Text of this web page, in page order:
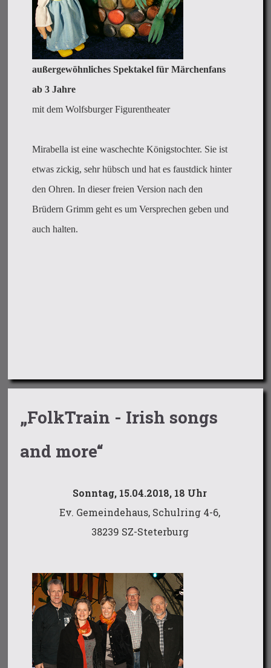
außergewöhnliches Spektakel für Märchenfans
ab 3 Jahre
mit dem Wolfsburger Figurentheater
Mirabella ist eine waschechte Königstochter. Sie ist
etwas zickig, sehr hübsch und hat es faustdick hinter
den Ohren. In dieser freien Version nach den
Brüdern Grimm geht es um Versprechen geben und
auch halten.
„FolkTrain - Irish songs
and more“
Sonntag, 15.04.2018, 18 Uhr
Ev. Gemeindehaus, Schulring 4-6,
38239 SZ-Steterburg